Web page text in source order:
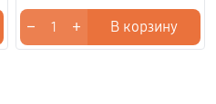
− + В корзину